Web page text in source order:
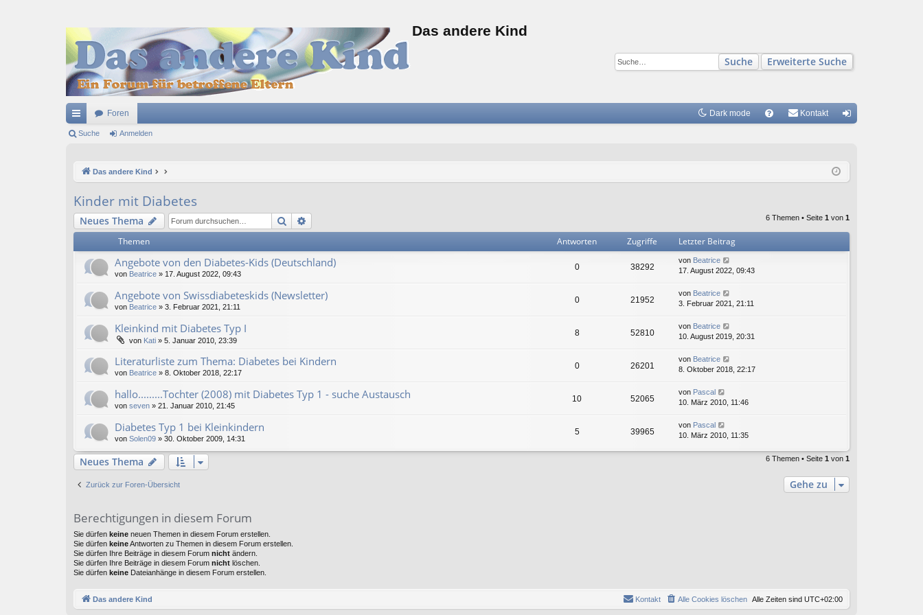
Das andere Kind
Suche Erweiterte Suche
ch
ug
riff
Foren Dark mode Kontakt
n
Suche Anmelden
Das andere Kind
Kinder mit Diabetes
Neues Thema Suche 6 Themen • Seite 1 von 1
Themen Antworten Zugriffe Letzter Beitrag
Angebote von den Diabetes-Kids (Deutschland)
von Beatrice » 17. August 2022, 09:43
0 38292
von Beatrice
17. August 2022, 09:43
Angebote von Swissdiabeteskids (Newsletter)
von Beatrice » 3. Februar 2021, 21:11
0 21952
von Beatrice
3. Februar 2021, 21:11
Kleinkind mit Diabetes Typ I
von Kati » 5. Januar 2010, 23:39
8 52810
von Beatrice
10. August 2019, 20:31
Literaturliste zum Thema: Diabetes bei Kindern
von Beatrice » 8. Oktober 2018, 22:17
0 26201
von Beatrice
8. Oktober 2018, 22:17
hallo.........Tochter (2008) mit Diabetes Typ 1 - suche Austausch
von seven » 21. Januar 2010, 21:45
10 52065
von Pascal
10. März 2010, 11:46
Diabetes Typ 1 bei Kleinkindern
von Solen09 » 30. Oktober 2009, 14:31
5 39965
von Pascal
10. März 2010, 11:35
Neues Thema 6 Themen • Seite 1 von 1
Zurück zur Foren-Übersicht Gehe zu
Berechtigungen in diesem Forum
Sie dürfen keine neuen Themen in diesem Forum erstellen.
Sie dürfen keineAntworten zu Themen in diesem Forum erstellen.
Sie dürfen Ihre Beiträge in diesem Forum nicht ändern.
Sie dürfen Ihre Beiträge in diesem Forum nicht löschen.
Sie dürfen keine Dateianhänge in diesem Forum erstellen.
Das andere Kind Alle Zeiten sind UTC+02:00
Alle Cookies löschen
Kontakt